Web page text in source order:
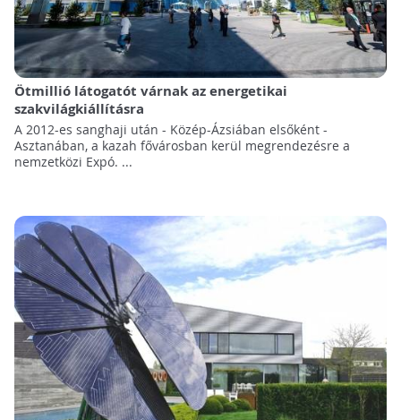
Ötmillió látogatót várnak az energetikai
szakvilágkiállításra
A 2012-es sanghaji után - Közép-Ázsiában elsőként -
Asztanában, a kazah fővárosban kerül megrendezésre a
nemzetközi Expó. ...